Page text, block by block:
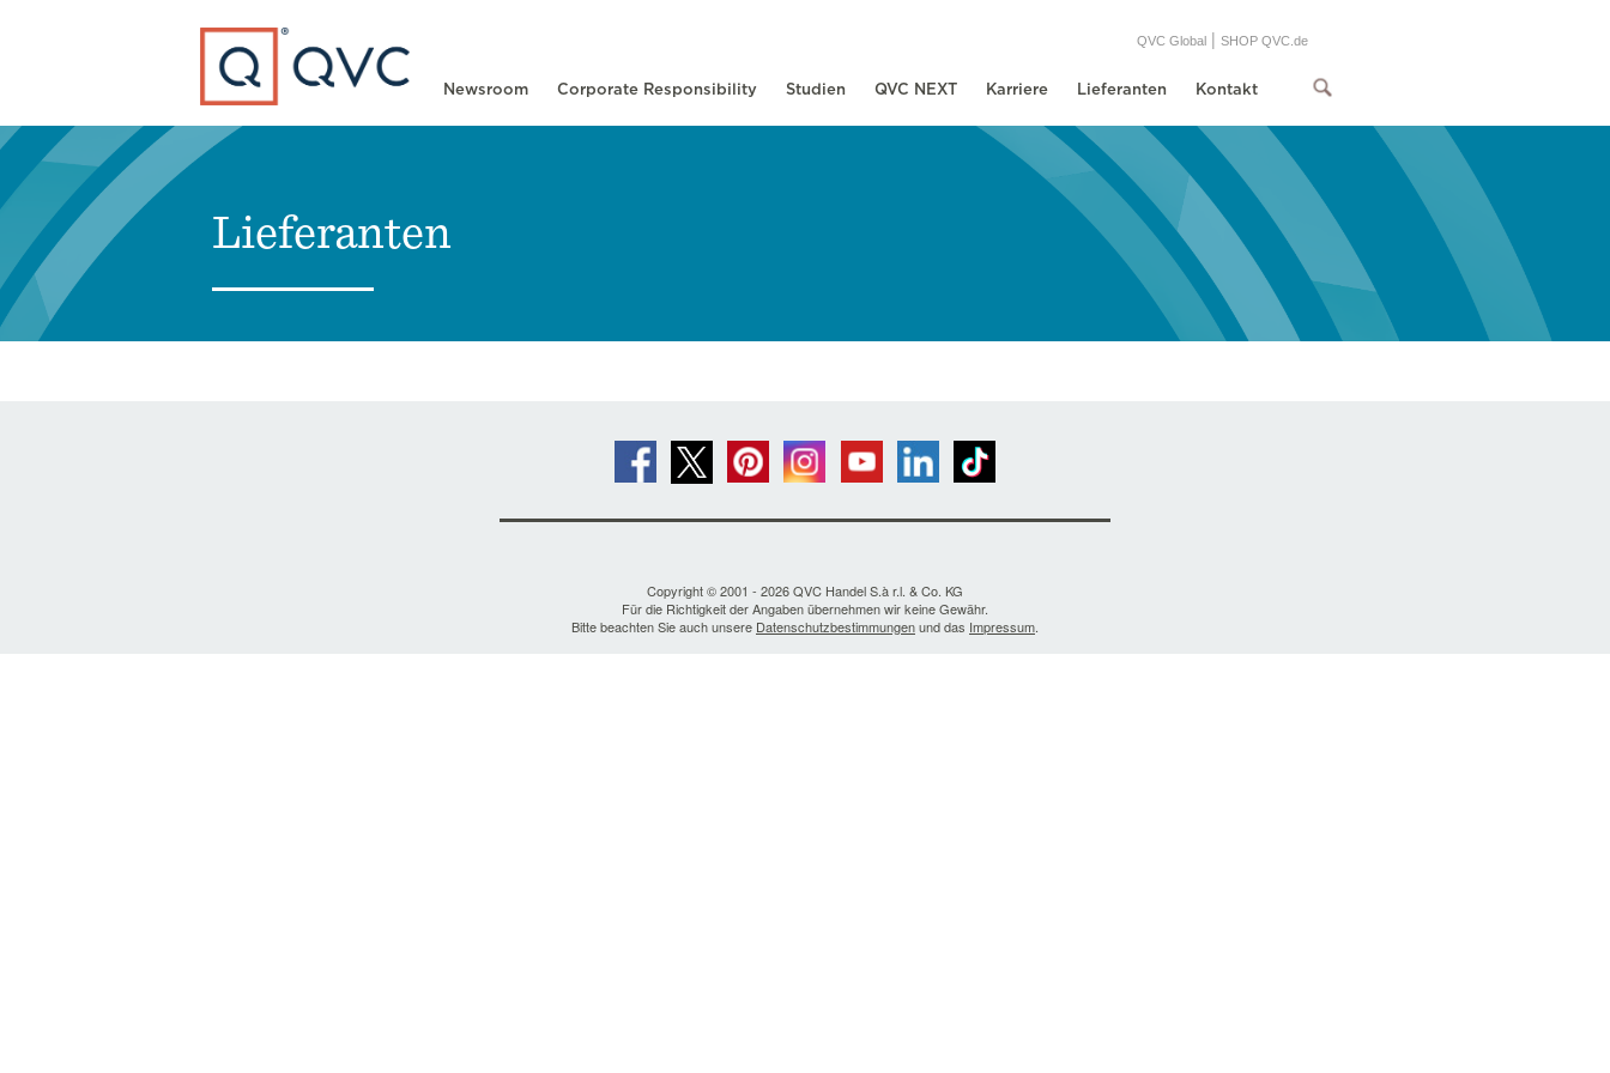
Newsroom Corporate Responsibility Studien QVC NEXT Karriere Lieferanten Kontakt
QVC Global | SHOP QVC.de
Type to search
Lieferanten
Copyright © 2001 - 2026 QVC Handel S.à r.l. & Co. KG
Für die Richtigkeit der Angaben übernehmen wir keine Gewähr.
Bitte beachten Sie auch unsere Datenschutzbestimmungenund das Impressum.